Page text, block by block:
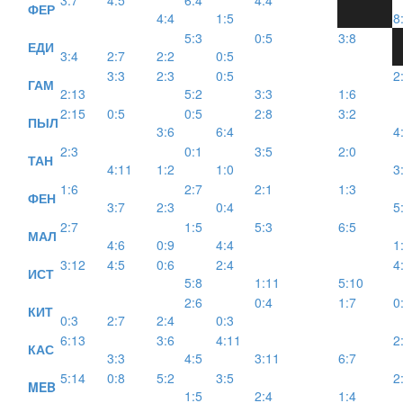
ФЕР
4:4
1:5
ЕДИ 3:4 2:7 2:2
5:3
0:5
0:5 3:8
ГАМ 2:13
3:3
2:3
5:2
0:5
3:3
1:6
ПЫЛ2:15
0:5
3:6
0:5
6:4
2:8
3:2
ТАН 2:3
4:11
1:2
0:1
1:0
3:5
2:0
ФЕН 1:6
3:7
2:3
2:7
0:4
2:1
1:3
МАЛ 2:7
4:6
0:9
1:5
4:4
5:3
6:5
ИСТ 3:12 4:5
0:6
5:8
2:4
1:11
5:10
КИТ 0:3 2:7 2:4
2:6
0:3
0:4 1:7
КАС 6:13
3:3
3:6
4:5
4:11
3:11
6:7
MEB 5:14 0:8
5:2
1:5
3:5
2:4
1:4